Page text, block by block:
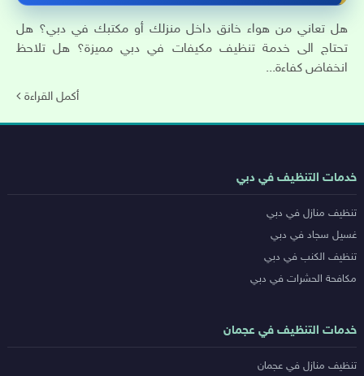
هل تعاني من هواء خانق داخل منزلك أو مكتبك في دبي؟ هل
تحتاج الى خدمة تنظيف مكيفات في دبي مميزة؟ هل تلاحظ
انخفاض كفاءة...
أكمل القراءة
روابط
المدن
خدمات التنظيف في دبي
تنظيف منازل في دبي
غسيل سجاد في دبي
تنظيف الكنب في دبي
مكافحة الحشرات في دبي
خدمات التنظيف في عجمان
تنظيف منازل في عجمان